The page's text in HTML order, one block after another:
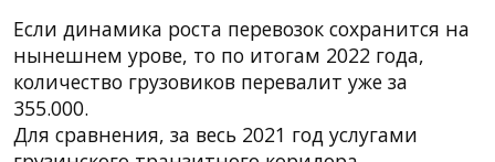
Если динамика роста перевозок сохранится на
нынешнем урове, то по итогам 2022 года,
количество грузовиков перевалит уже за
355.000.
Для сравнения, за весь 2021 год услугами